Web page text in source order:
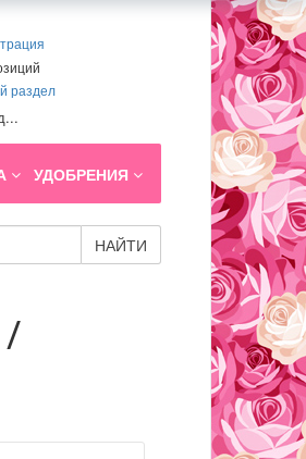
раздел
УДОБРЕНИЯ
НАЙТИ